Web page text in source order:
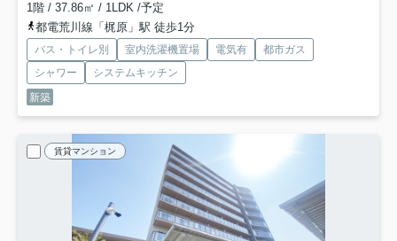
1階 / 37.86㎡ / 1LDK /予定
都電荒川線「梶原」駅 徒歩1分
バス・トイレ別 室内洗濯機置場 電気有
都市ガス
シャワー
システムキッチン
新築
賃貸マンション